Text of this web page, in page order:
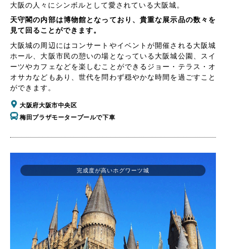
大阪の人々にシンボルとして愛されている大阪城。
天守閣の内部は博物館となっており、貴重な展示品の数々を
見て回ることができます。
大阪城の周辺にはコンサートやイベントが開催される大阪城
ホール、大阪市民の憩いの場となっている大阪城公園、スイ
ーツやカフェなどを楽しむことができるジョー・テラス・オ
オサカなどもあり、世代を問わず穏やかな時間を過ごすこと
ができます。
大阪府大阪市中央区
梅田プラザモータープールで下車
完成度が高いホグワーツ城